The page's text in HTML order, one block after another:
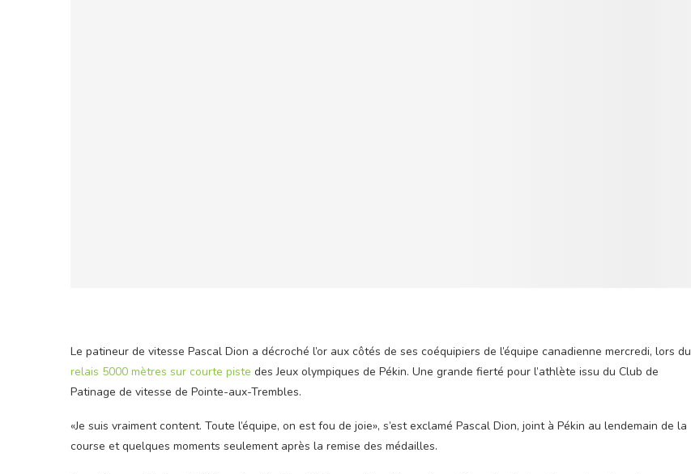
Le patineur de vitesse Pascal Dion a décroché l’or aux côtés de ses coéquipiers de l’équipe canadienne mercredi, lors du
relais 5000 mètres sur courte piste des Jeux olympiques de Pékin. Une grande fierté pour l’athlète issu du Club de
Patinage de vitesse de Pointe-aux-Trembles.
«Je suis vraiment content. Toute l’équipe, on est fou de joie», s’est exclamé Pascal Dion, joint à Pékin au lendemain de la
course et quelques moments seulement après la remise des médailles.